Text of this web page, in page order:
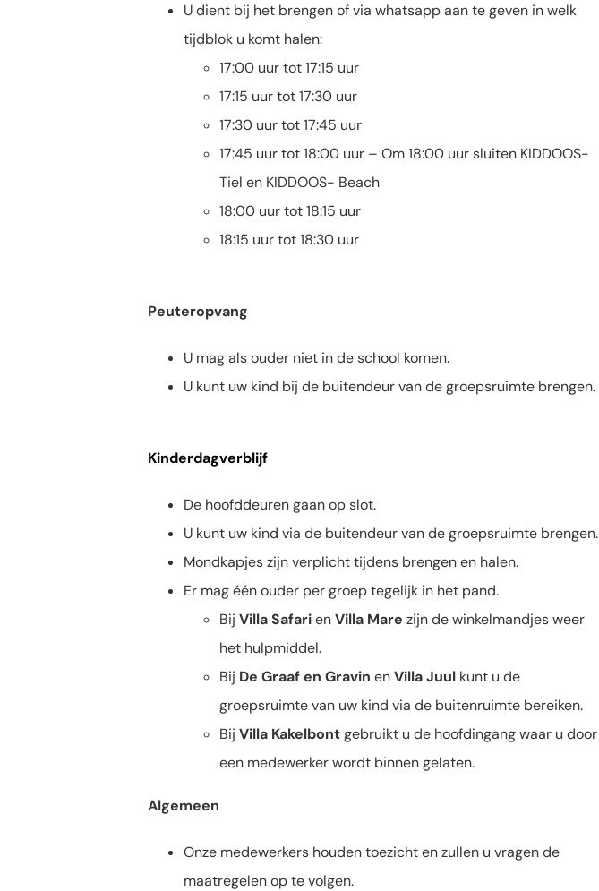
U dient bij het brengen of via whatsapp aan te geven in welk
tijdblok u komt halen:
17:00 uur tot 17:15 uur
17:15 uur tot 17:30 uur
17:30 uur tot 17:45 uur
17:45 uur tot 18:00 uur – Om 18:00 uur sluiten KIDDOOS-
Tiel en KIDDOOS- Beach
18:00 uur tot 18:15 uur
18:15 uur tot 18:30 uur
Peuteropvang
U mag als ouder niet in de school komen.
U kunt uw kind bij de buitendeur van de groepsruimte brengen.
Kinderdagverblijf
De hoofddeuren gaan op slot.
U kunt uw kind via de buitendeur van de groepsruimte brengen.
Mondkapjes zijn verplicht tijdens brengen en halen.
Er mag één ouder per groep tegelijk in het pand.
Bij Villa SafarienVilla Mare zijn de winkelmandjes weer
het hulpmiddel.
Bij De Graaf en Gravin enVilla Juulkunt u de
groepsruimte van uw kind via de buitenruimte bereiken.
Bij Villa Kakelbontgebruikt u de hoofdingang waar u door
een medewerker wordt binnen gelaten.
Algemeen
Onze medewerkers houden toezicht en zullen u vragen de
maatregelen op te volgen.